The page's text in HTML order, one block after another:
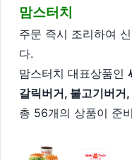
맘스터치
주문 즉시 조리하여
다.
맘스터치 대표상품인
갈릭버거, 불고기버거
총 56개의 상품이 준